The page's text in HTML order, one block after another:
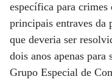
específica para
principais entraves da
que deveria ser
dois anos apenas
Grupo Especial de